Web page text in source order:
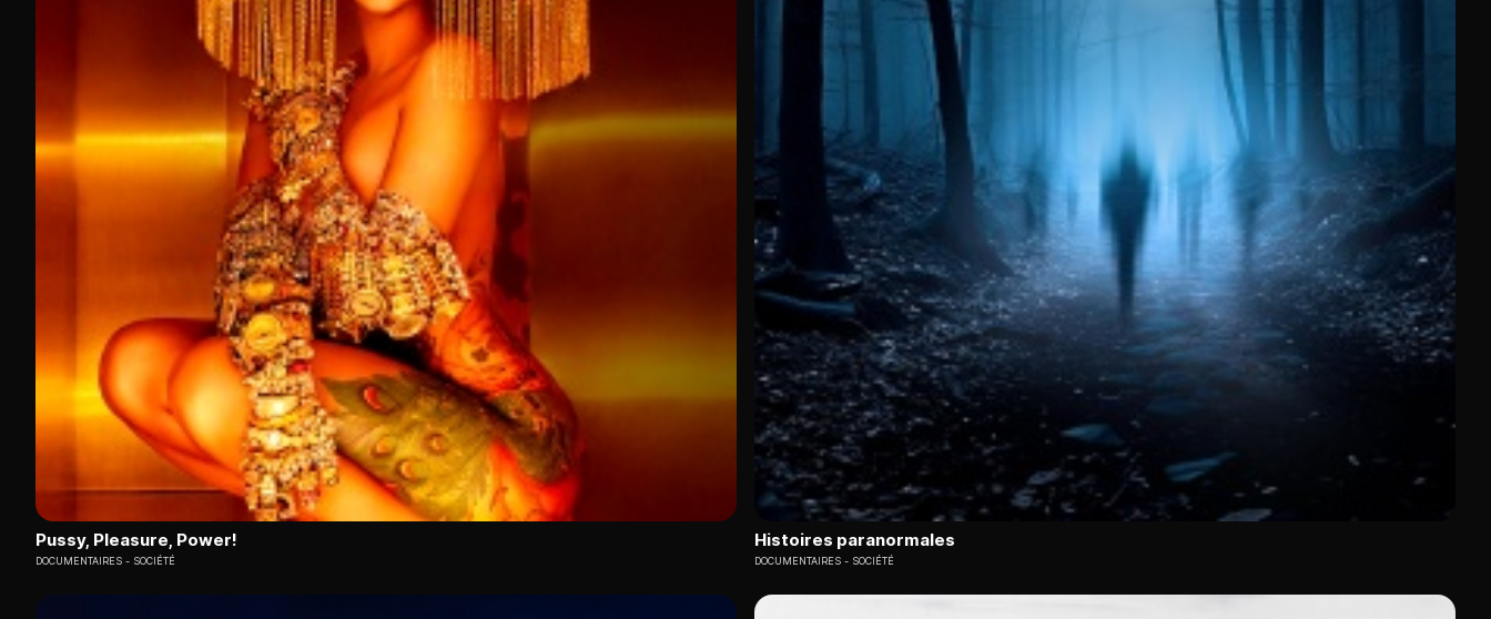
Pussy, Pleasure, Power!
DOCUMENTAIRES SOCIÉTÉ
Histoires paranormales
DOCUMENTAIRES SOCIÉTÉ